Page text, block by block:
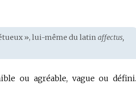
», lui-même dulatin affectus,
ou agréable, vague ou défini.